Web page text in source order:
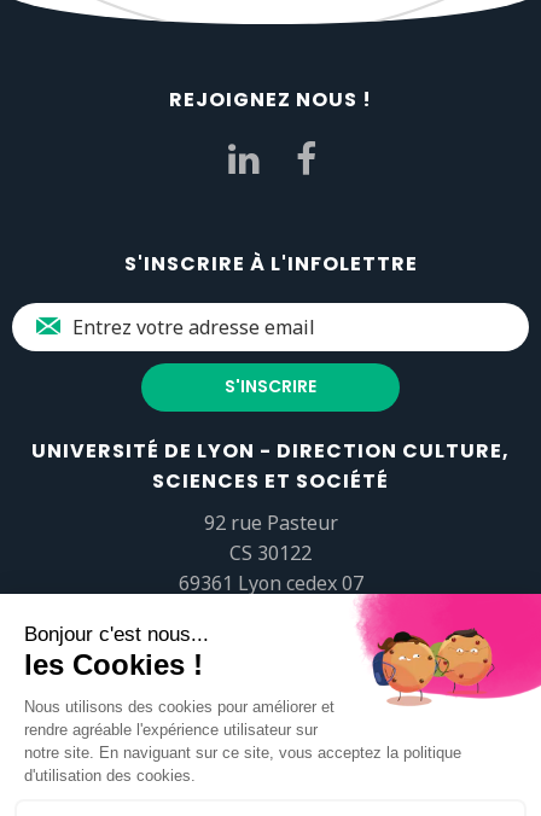
REJOIGNEZ NOUS !
S'INSCRIRE À L'INFOLETTRE
UNIVERSITÉ DE LYON - DIRECTION CULTURE,
SCIENCES ET SOCIÉTÉ
92 rue Pasteur
CS 30122
69361 Lyon cedex 07
popsciences@universite-lyon.fr
Tél.+33 (0)4 37 37 82 01